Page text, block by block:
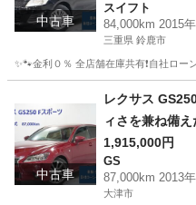
中古車
スイフト
84,000km 2015年
三重県 鈴鹿市
✨🐾金利０％ 全店舗在庫共有❗️自社ロ
スイフト
中古車
レクサス
ィさを兼ね備
1,915,000円
GS
87,000km 2013年
大津市